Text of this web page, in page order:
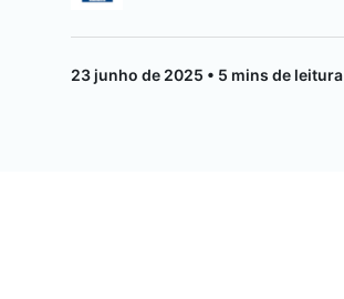
Saúde da mulher
23 junho de 2025 • 5 mins de leitura